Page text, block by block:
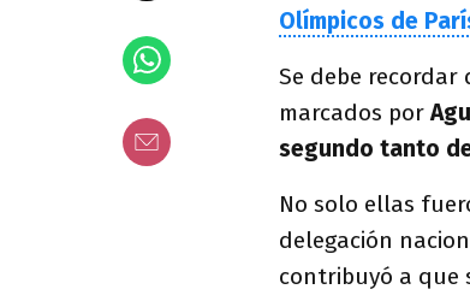
Olímpicos de
Se debe
marcados por
segundo tanto
No solo ellas
delegación
contribuyó a que